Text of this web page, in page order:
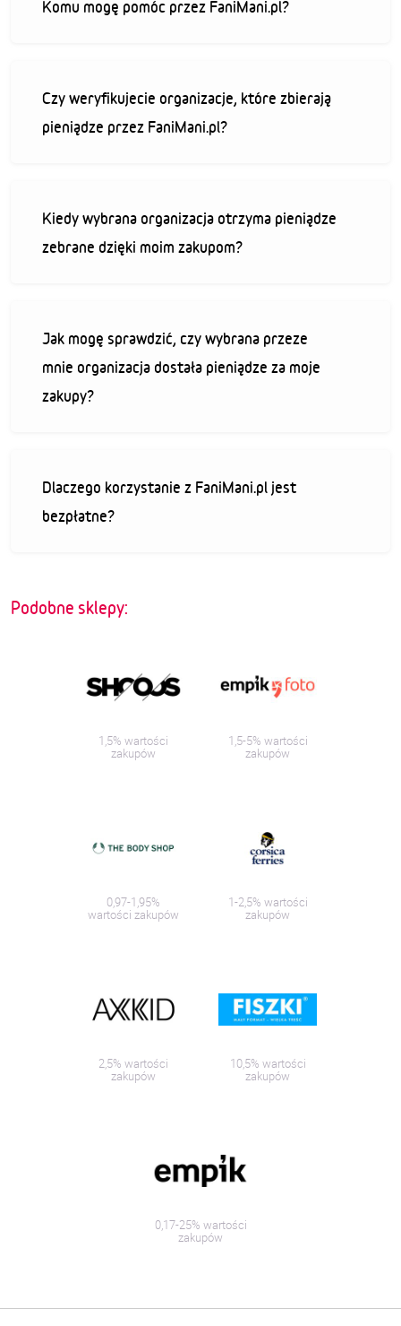
Komu mogę pomóc przez FaniMani.pl?
Czy weryfikujecie organizacje, które zbierają
pieniądze przez FaniMani.pl?
Kiedy wybrana organizacja otrzyma pieniądze
zebrane dzięki moim zakupom?
Jak mogę sprawdzić, czy wybrana przeze
mnie organizacja dostała pieniądze za moje
zakupy?
Dlaczego korzystanie z FaniMani.pl jest
bezpłatne?
Podobne sklepy:
1,5% wartości
zakupów
1,5-5% wartości
zakupów
0,97-1,95%
wartości zakupów
1-2,5% wartości
zakupów
2,5% wartości
zakupów
10,5% wartości
zakupów
0,17-25% wartości
zakupów